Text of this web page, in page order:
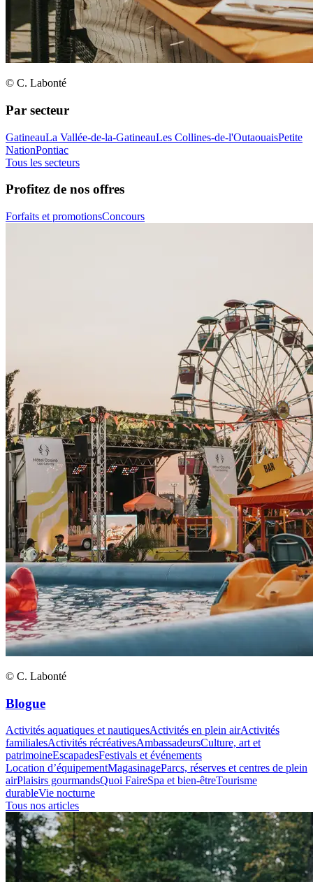
© C. Labonté
Par secteur
GatineauLa Vallée-de-la-GatineauLes Collines-de-l'OutaouaisPetite
NationPontiac
Tous les secteurs
Profitez de nos offres
Forfaits et promotionsConcours
© C. Labonté
Blogue
Activités aquatiques et nautiquesActivités en plein airActivités
familialesActivités récréativesAmbassadeursCulture, art et
patrimoineEscapadesFestivals et événements
Location d’équipementMagasinageParcs, réserves et centres de plein
airPlaisirs gourmandsQuoi FaireSpa et bien-êtreTourisme
durableVie nocturne
Tous nos articles